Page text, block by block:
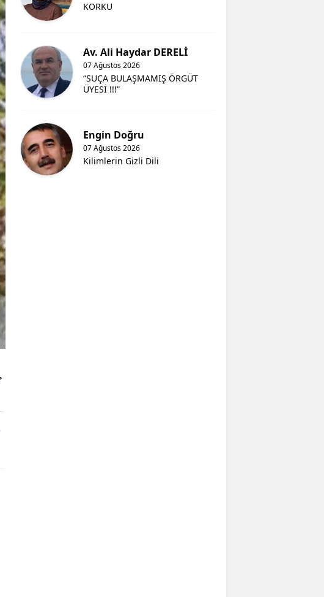
KORKU
Av. Ali Haydar DERELİ
07 Ağustos 2026
“SUÇA BULAŞMAMIŞ ÖRGÜT
ÜYESİ !!!”
Engin Doğru
07 Ağustos 2026
Kilimlerin Gizli Dili